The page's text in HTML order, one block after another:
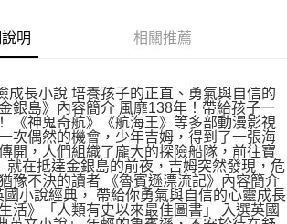
明 相關推薦
成長小說 培養孩子的正直、勇氣與自信的
銀島》內容簡介 風靡138年！帶給孩子一
《神鬼奇航》《航海王》等多部動漫影視
次偶然的機會，少年吉姆，得到了一張海
開，人們組織了龐大的探險船隊，前往寶
就在抵達金銀島的前夜，吉姆突然發現，危
不決的讀者 《魯賓遜漂流記》內容簡介
小說經典， 帶給你勇氣與自信的心靈成長
活》「人類有史以來最佳圖書」 入選英國